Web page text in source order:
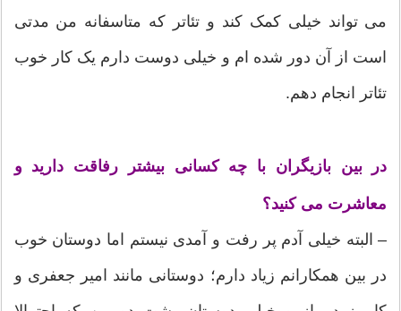
می تواند خیلی کمک کند و تئاتر که متاسفانه من مدتی
است از آن دور شده ام و خیلی دوست دارم یک کار خوب
تئاتر انجام دهم.
در بین بازیگران با چه کسانی بیشتر رفاقت دارید و
معاشرت می کنید؟
– البته خیلی آدم پر رفت و آمدی نیستم اما دوستان خوب
در بین همکارانم زیاد دارم؛ دوستانی مانند امیر جعفری و